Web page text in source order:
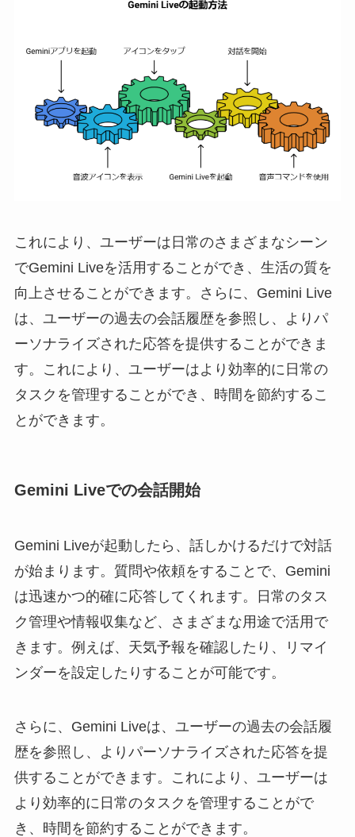
これにより、ユーザーは日常のさまざまなシーン
でGemini Liveを活用することができ、生活の質を
向上させることができます。さらに、Gemini Live
は、ユーザーの過去の会話履歴を参照し、よりパ
ーソナライズされた応答を提供することができま
す。これにより、ユーザーはより効率的に日常の
タスクを管理することができ、時間を節約するこ
とができます。
Gemini Liveでの会話開始
Gemini Liveが起動したら、話しかけるだけで対話
が始まります。質問や依頼をすることで、Gemini
は迅速かつ的確に応答してくれます。日常のタス
ク管理や情報収集など、さまざまな用途で活用で
きます。例えば、天気予報を確認したり、リマイ
ンダーを設定したりすることが可能です。
さらに、Gemini Liveは、ユーザーの過去の会話履
歴を参照し、よりパーソナライズされた応答を提
供することができます。これにより、ユーザーは
より効率的に日常のタスクを管理することがで
き、時間を節約することができます。